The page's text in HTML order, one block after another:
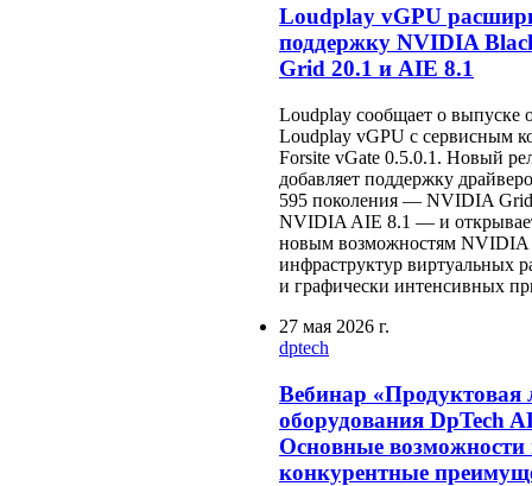
Loudplay vGPU
поддержку NVIDIA
Grid 20.1 и AIE 8.1
Loudplay сообщает о выпуске
Loudplay vGPU с сервисным
Forsite vGate 0.5.0.1. Новый
добавляет поддержку
595 поколения — NVIDIA
NVIDIA AIE 8.1 — и
новым возможностям NVIDIA
инфраструктур виртуальных
и графически интенсивных
27 мая 2026 г.
dptech
Вебинар «Продуктовая
оборудования DpTech
Основные возможности
конкурентные